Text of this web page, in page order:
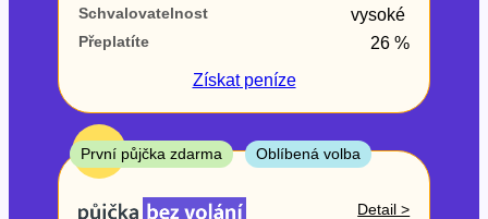
ne
Ve zkušebce
ano
ne
V exekuci
Schvalovatelnost vysoké
Přeplatíte
26 %
Získatpeníze
TOP
První půjčka zdarma Oblíbená volba
Detail >